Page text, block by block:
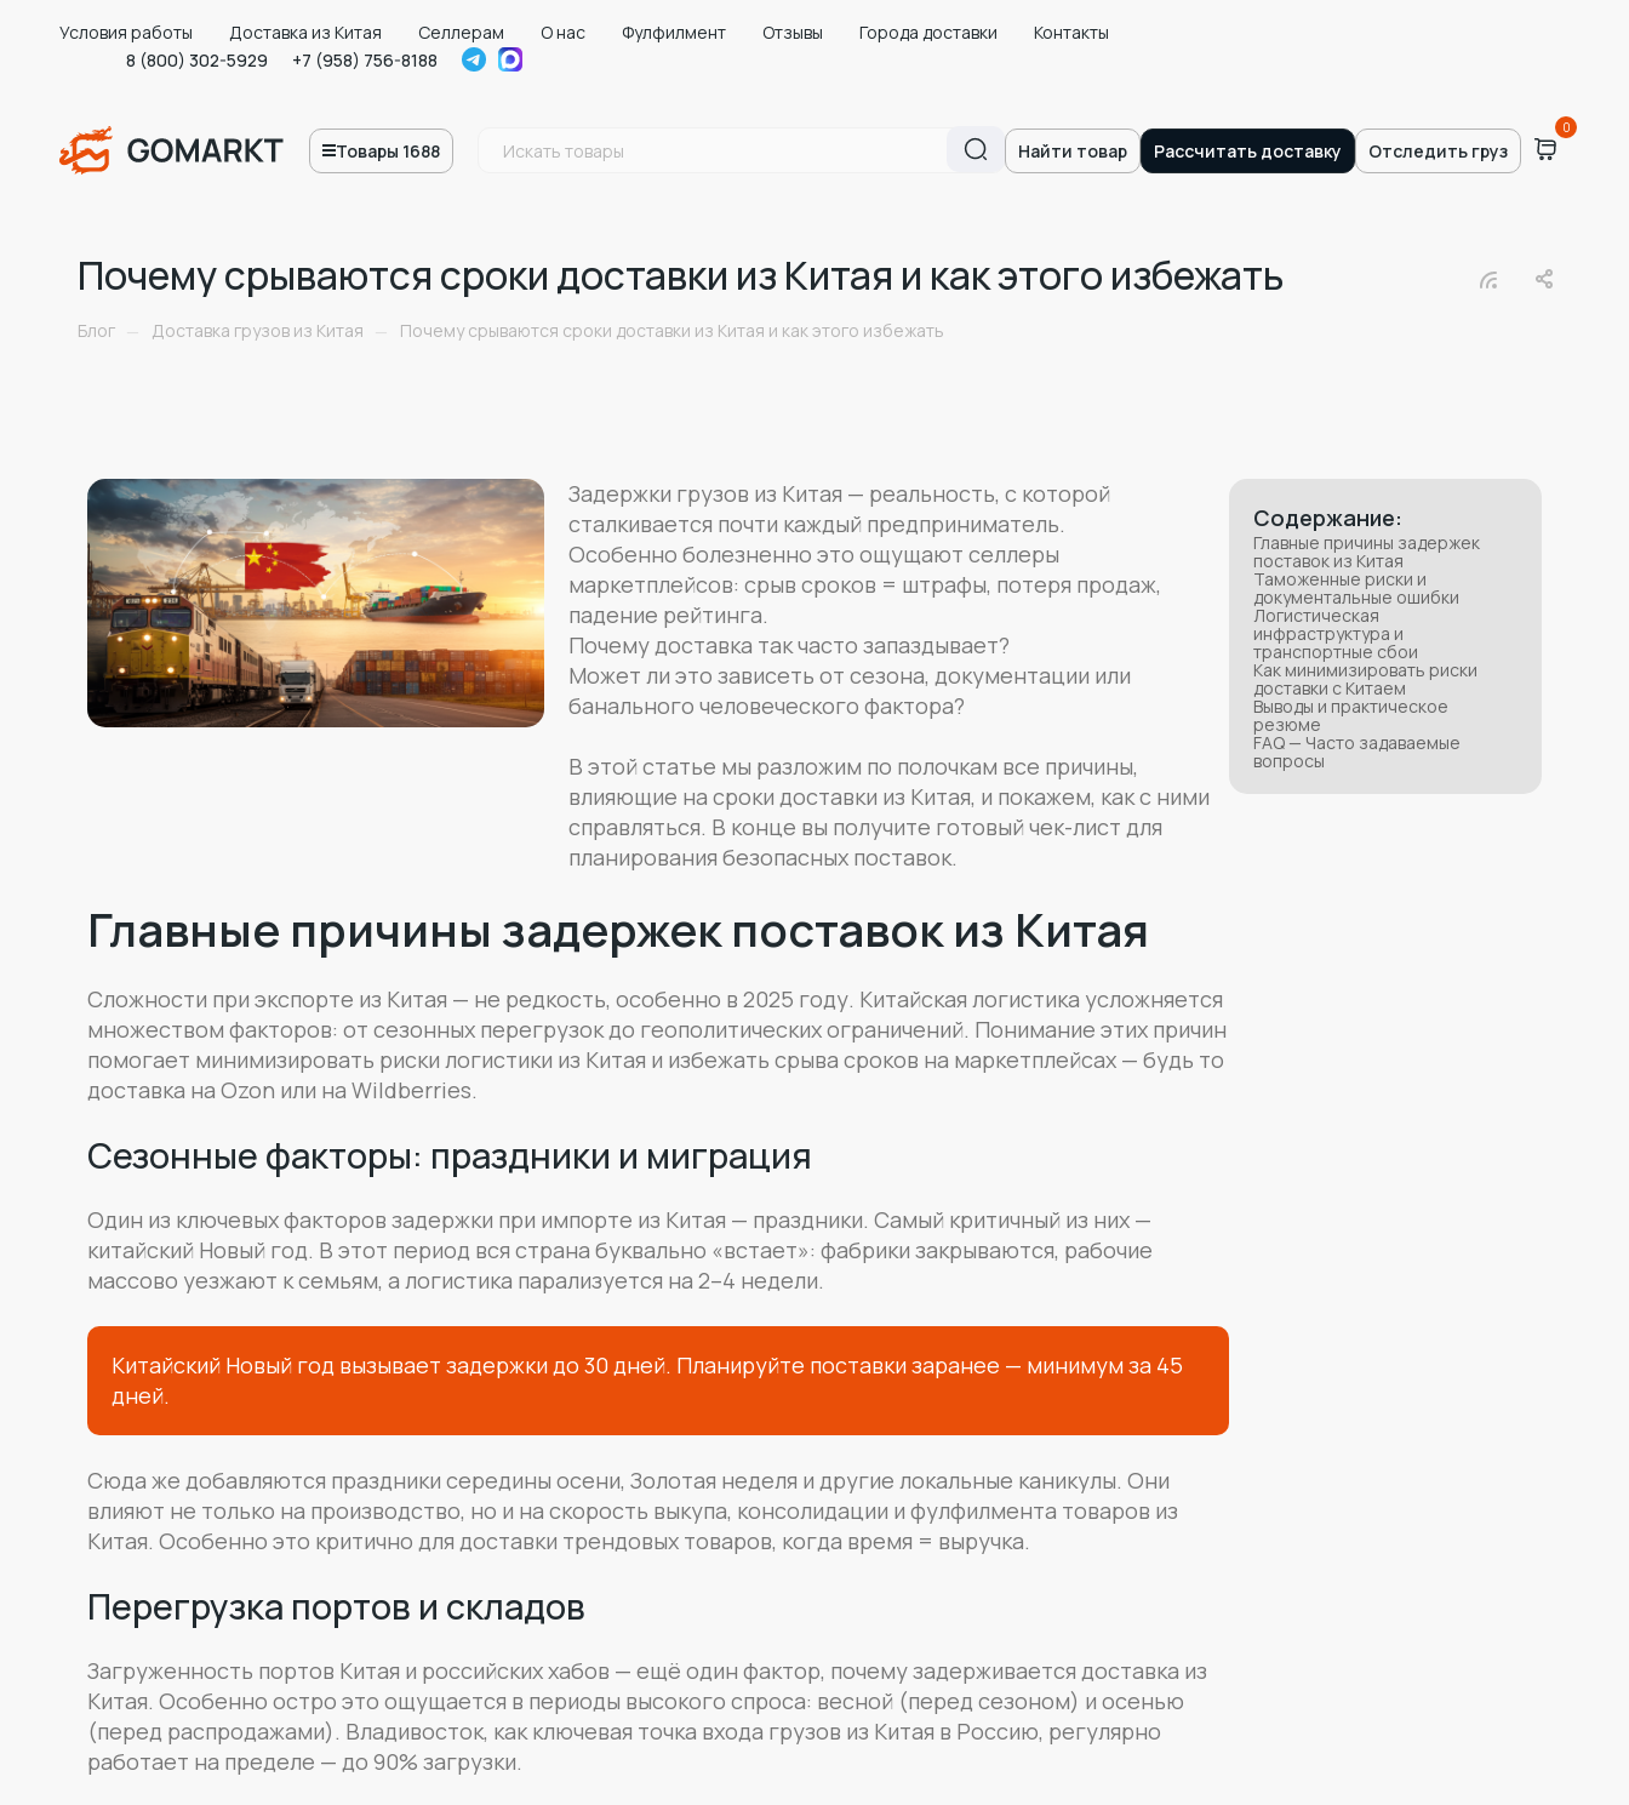
Условия работы Доставка из Китая Селлерам О нас Фулфилмент Отзывы Города доставки
Контакты
8 (800) 302-5929
+7 (958) 756-8188
Товары 1688 Найти товар Рассчитать доставку Отследить груз
0
Почему срываются сроки доставки из Китая и как этого избежать
Блог — Доставка грузов из Китая — Почему срываются сроки доставки из Китая и как этого избежать
Задержки грузов из Китая — реальность, с которой
сталкивается почти каждый предприниматель.
Особенно болезненно это ощущают селлеры
маркетплейсов: срыв сроков = штрафы, потеря продаж,
падение рейтинга.
Почему доставка так часто запаздывает?
Может ли это зависеть от сезона, документации или
банального человеческого фактора?
В этой статье мы разложим по полочкам все причины,
влияющие на сроки доставки из Китая, и покажем, как с ними
справляться. В конце вы получите готовый чек-лист для
планирования безопасных поставок.
Главные причины задержек поставок из Китая
Сложности при экспорте из Китая — не редкость, особенно в 2025 году. Китайская логистика усложняется
множеством факторов: от сезонных перегрузок до геополитических ограничений. Понимание этих причин
помогает минимизировать риски логистики из Китая и избежать срыва сроков на маркетплейсах — будь то
доставка на Ozon или на Wildberries.
Сезонные факторы: праздники и миграция
Один из ключевых факторов задержки при импорте из Китая — праздники. Самый критичный из них —
китайский Новый год. В этот период вся страна буквально «встает»: фабрики закрываются, рабочие
массово уезжают к семьям, а логистика парализуется на 2–4 недели.
Китайский Новый год вызывает задержки до 30 дней. Планируйте поставки заранее — минимум за 45
дней.
Сюда же добавляются праздники середины осени, Золотая неделя и другие локальные каникулы. Они
влияют не только на производство, но и на скорость выкупа, консолидации и фулфилмента товаров из
Китая. Особенно это критично для доставки трендовых товаров, когда время = выручка.
Перегрузка портов и складов
Загруженность портов Китая и российских хабов — ещё один фактор, почему задерживается доставка из
Китая. Особенно остро это ощущается в периоды высокого спроса: весной (перед сезоном) и осенью
(перед распродажами). Владивосток, как ключевая точка входа грузов из Китая в Россию, регулярно
работает на пределе — до 90% загрузки.
Содержание:
Главные причины задержек
поставок из Китая
Таможенные риски и
документальные ошибки
Логистическая
инфраструктура и
транспортные сбои
Как минимизировать риски
доставки с Китаем
Выводы и практическое
резюме
FAQ — Часто задаваемые
вопросы